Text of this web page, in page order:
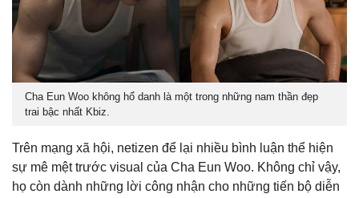
Cha Eun Woo không hổ danh là một trong những nam thần đẹp
trai bậc nhất Kbiz.
Trên mạng xã hội, netizen để lại nhiều bình luận thể hiện
sự mê mệt trước visual của Cha Eun Woo. Không chỉ vậy,
họ còn dành những lời công nhận cho những tiến bộ diễn